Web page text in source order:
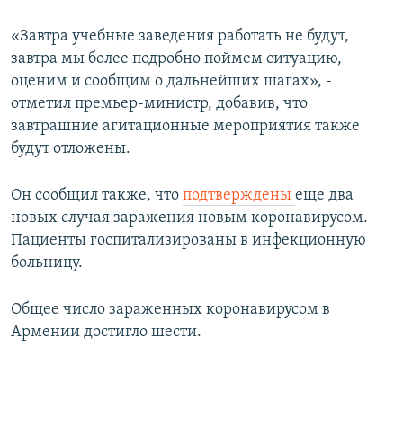
«Завтра учебные заведения работать не будут,
завтра мы более подробно поймем ситуацию,
оценим и сообщим о дальнейших шагах», -
отметил премьер-министр, добавив, что
завтрашние агитационные мероприятия также
будут отложены.
Он сообщил также, что подтверждены еще два
новых случая заражения новым коронавирусом.
Пациенты госпитализированы в инфекционную
больницу.
Общее число зараженных коронавирусом в
Армении достигло шести.